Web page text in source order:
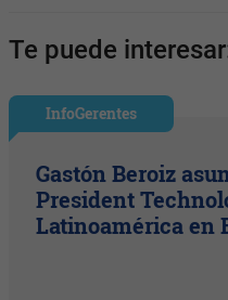
Te puede
InfoGerentes
Gastón Beroiz
President
Latinoamérica en